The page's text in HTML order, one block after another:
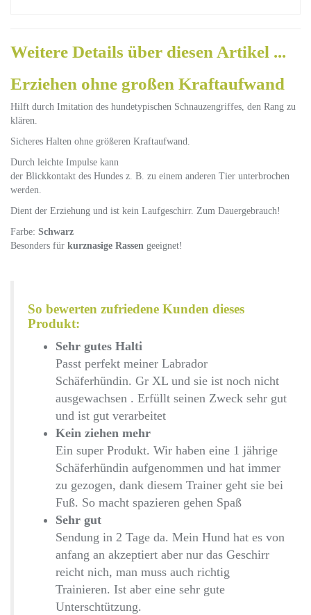
Weitere Details über diesen Artikel ...
Erziehen ohne großen Kraftaufwand
Hilft durch Imitation des hundetypischen Schnauzengriffes, den Rang zu
klären.
Sicheres Halten ohne größeren Kraftaufwand.
Durch leichte Impulse kann
der Blickkontakt des Hundes z. B. zu einem anderen Tier unterbrochen
werden.
Dient der Erziehung und ist kein Laufgeschirr. Zum Dauergebrauch!
Farbe: Schwarz
Besonders für kurznasige Rassen geeignet!
So bewerten zufriedene Kunden dieses
Produkt:
Sehr gutes Halti
Passt perfekt meiner Labrador
Schäferhündin. Gr XL und sie ist noch nicht
ausgewachsen . Erfüllt seinen Zweck sehr gut
und ist gut verarbeitet
Kein ziehen mehr
Ein super Produkt. Wir haben eine 1 jährige
Schäferhündin aufgenommen und hat immer
zu gezogen, dank diesem Trainer geht sie bei
Fuß. So macht spazieren gehen Spaß
Sehr gut
Sendung in 2 Tage da. Mein Hund hat es von
anfang an akzeptiert aber nur das Geschirr
reicht nich, man muss auch richtig
Trainieren. Ist aber eine sehr gute
Unterschtützung.